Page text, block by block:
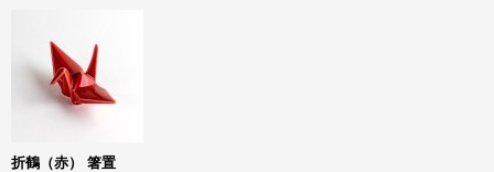
折鶴（赤） 箸置